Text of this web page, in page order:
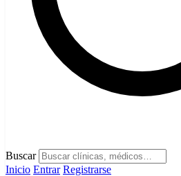
Buscar
Inicio Entrar Registrarse